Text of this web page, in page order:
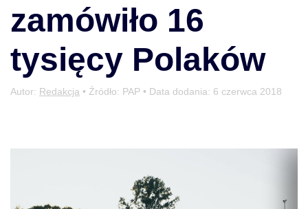
zamówiło 16
tysięcy Polaków
Autor: Redakcja • Źródło: PAP • Data dodania: 6 czerwca 2018